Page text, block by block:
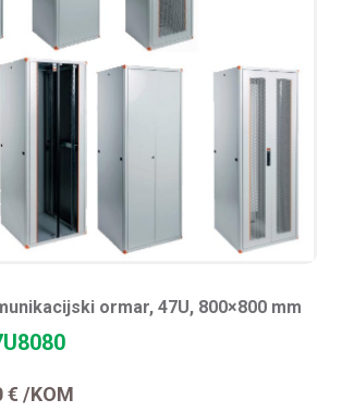
ormar, 47U, 800×800 mm
€ /KOM